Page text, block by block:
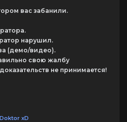
вас забанили.
нарушил.
(демо/видео).
свою жалбу
не принимается!
xD